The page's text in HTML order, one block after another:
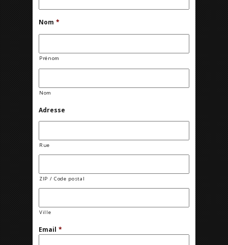
Nom *
Prénom
Nom
Adresse
Rue
ZIP / Code postal
Ville
Email *